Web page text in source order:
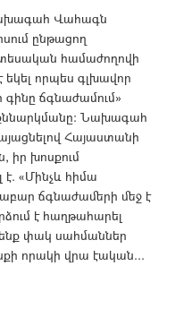
Վահագն
ընթացող
համաժողովի
եկել որպես գլխավոր
ճգնաժամում»
Նախագահ
Հայաստանի
իր խոսքում
«Մինչև հիմա
ճգնաժամերի մեջ է
է հաղթահարել
փակ սահմաններ
որակի վրա էական...